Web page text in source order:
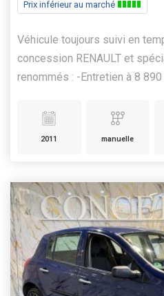
Prix inférieur au marché
Véhicule toujours suivi en
concession RENAULT et
renommés : -Entretien à 8 890
2011 manuelle